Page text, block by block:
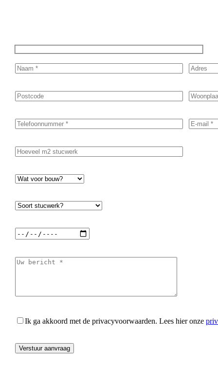
Ik ga akkoord met de privacyvoorwaarden. Lees hier onze